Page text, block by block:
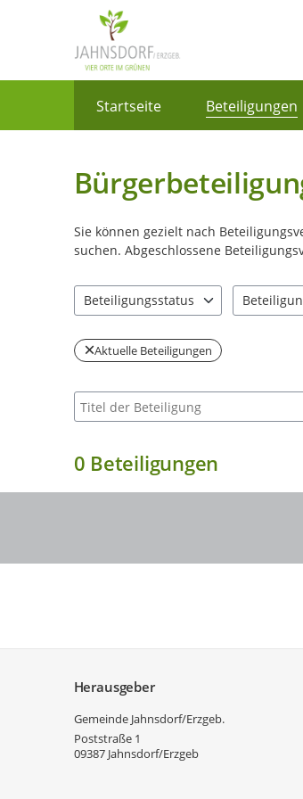
Startseite Beteiligungen
Sie können gezielt nach
suchen. Abgeschlossene
Beteiligungsstatus
Aktuelle Beteiligungen
Suche nach Beteiligung
0 Beteiligungen
Herausgeber
Gemeinde Jahnsdorf/Erzgeb.
Poststraße 1
09387 Jahnsdorf/Erzgeb